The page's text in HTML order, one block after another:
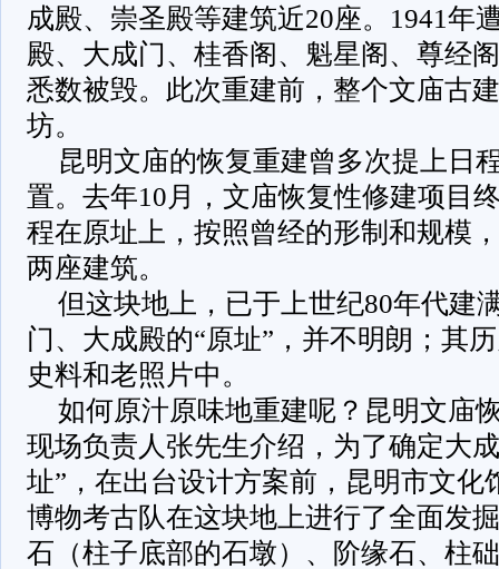
成殿、崇圣殿等建筑近20座。1941年
殿、大成门、桂香阁、魁星阁、尊经
悉数被毁。此次重建前，整个文庙古
坊。
昆明文庙的恢复重建曾多次提上日
置。去年10月，文庙恢复性修建项目
程在原址上，按照曾经的形制和规模
两座建筑。
但这块地上，已于上世纪80年代建
门、大成殿的“原址”，并不明朗；其
史料和老照片中。
如何原汁原味地重建呢？昆明文庙
现场负责人张先生介绍，为了确定大
址”，在出台设计方案前，昆明市文化
博物考古队在这块地上进行了全面发
石（柱子底部的石墩）、阶缘石、柱